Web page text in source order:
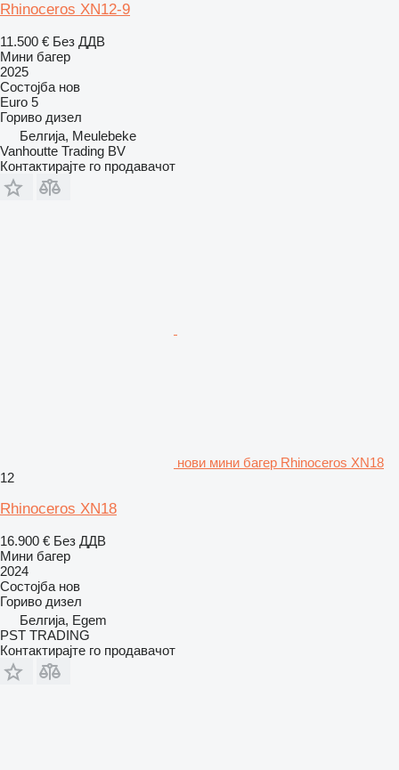
Rhinoceros XN12-9
11.500 € Без ДДВ
Мини багер
2025
Состојба нов
Euro 5
Гориво дизел
Белгија, Meulebeke
Vanhoutte Trading BV
Контактирајте го продавачот
нови мини багер Rhinoceros XN18
12
Rhinoceros XN18
16.900 € Без ДДВ
Мини багер
2024
Состојба нов
Гориво дизел
Белгија, Egem
PST TRADING
Контактирајте го продавачот